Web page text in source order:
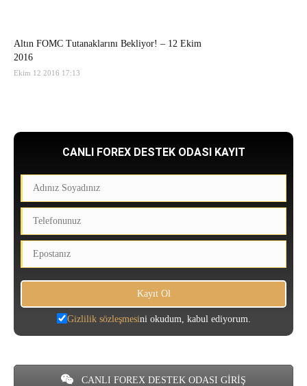
Altın FOMC Tutanaklarını Bekliyor! – 12 Ekim
2016
Ekim 12 2016 17:13
CANLI FOREX DESTEK ODASI KAYIT
Gizlilik sözleşmesini okudum, kabul ediyorum.
CANLI FOREX DESTEK ODASI GİRİŞ